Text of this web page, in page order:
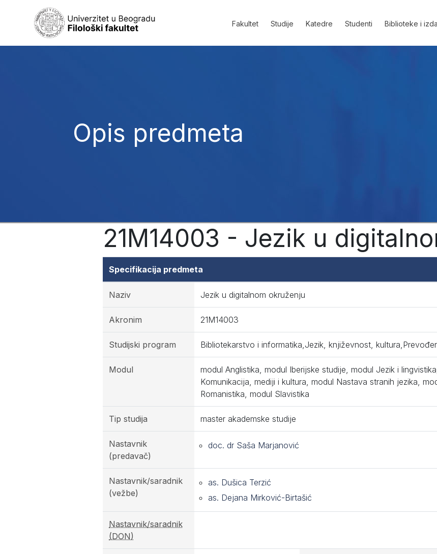
Fakultet Studije Katedre Studenti Biblioteke i
Opis predmeta
21M14003 - Jezik u
Specifikacija predmeta
Naziv Jezik u digitalnom okruženju
Akronim 21M14003
Studijski program Bibliotekarstvo i informatika,Jezik, književnost,
Modul
modul Anglistika, modul Iberijske studije, modul Jezik i
Komunikacija, mediji i kultura, modul Nastava stranih jezika,
Romanistika, modul Slavistika
Tip studija master akademske studije
Nastavnik
(predavač)
doc. dr Saša Marjanović
Nastavnik/saradnik
(vežbe)
as. Dušica Terzić
as. Dejana Mirković-Birtašić
Nastavnik/saradnik
(DON)